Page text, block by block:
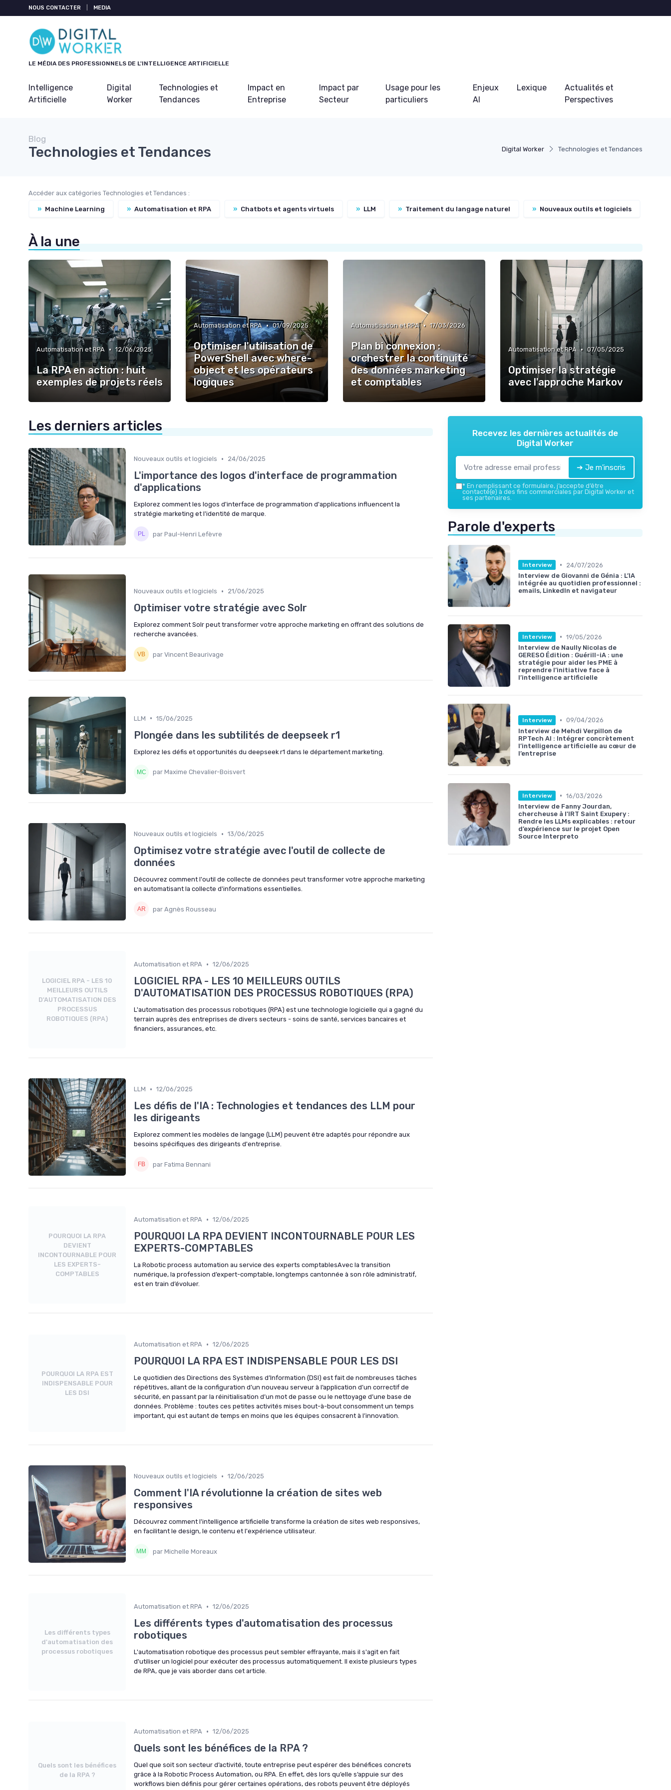
NOUS CONTACTER MEDIA
LE MÉDIA DES PROFESSIONNELS DE L'INTELLIGENCE ARTIFICIELLE
Intelligence
Artificielle
Digital
Worker
Technologies et
Tendances
Impact en
Entreprise
Impact par
Secteur
Usage pour les
particuliers
Enjeux
AI
Lexique
Actualités et
Perspectives
Digital Worker Technologies et Tendances
Blog
Technologies et Tendances
Accéder aux catégories Technologies et Tendances :
» Machine Learning » Automatisation et RPA » Chatbots et agents virtuels » LLM » Traitement du langage naturel » Nouveaux outils et logiciels
À la une
Automatisation et RPA • 12/06/2025
La RPA en action : huit
exemples de projets réels
Automatisation et RPA • 01/09/2025
Optimiser l'utilisation de
PowerShell avec where-
object et les opérateurs
logiques
Automatisation et RPA • 17/03/2026
Plan bi connexion :
orchestrer la continuité
des données marketing
et comptables
Automatisation et RPA • 07/05/2025
Optimiser la stratégie
avec l'approche Markov
Les derniers articles
Nouveaux outils et logiciels • 24/06/2025
L'importance des logos d'interface de programmation
d'applications
Explorez comment les logos d'interface de programmation d'applications influencent la
stratégie marketing et l'identité de marque.
par Paul-Henri Lefèvre
Nouveaux outils et logiciels • 21/06/2025
Optimiser votre stratégie avec Solr
Explorez comment Solr peut transformer votre approche marketing en offrant des solutions de
recherche avancées.
par Vincent Beaurivage
LLM • 15/06/2025
Plongée dans les subtilités de deepseek r1
Explorez les défis et opportunités du deepseek r1 dans le département marketing.
par Maxime Chevalier-Boisvert
Nouveaux outils et logiciels • 13/06/2025
Optimisez votre stratégie avec l'outil de collecte de
données
Découvrez comment l'outil de collecte de données peut transformer votre approche marketing
en automatisant la collecte d'informations essentielles.
par Agnès Rousseau
LOGICIEL RPA - LES 10
MEILLEURS OUTILS
D'AUTOMATISATION DES
PROCESSUS
ROBOTIQUES (RPA)
Automatisation et RPA • 12/06/2025
LOGICIEL RPA - LES 10 MEILLEURS OUTILS
D'AUTOMATISATION DES PROCESSUS ROBOTIQUES (RPA)
L'automatisation des processus robotiques (RPA) est une technologie logicielle qui a gagné du
terrain auprès des entreprises de divers secteurs - soins de santé, services bancaires et
financiers, assurances, etc.
LLM • 12/06/2025
Les défis de l'IA : Technologies et tendances des LLM pour
les dirigeants
Explorez comment les modèles de langage (LLM) peuvent être adaptés pour répondre aux
besoins spécifiques des dirigeants d'entreprise.
par Fatima Bennani
POURQUOI LA RPA
DEVIENT
INCONTOURNABLE POUR
LES EXPERTS-
COMPTABLES
Automatisation et RPA • 12/06/2025
POURQUOI LA RPA DEVIENT INCONTOURNABLE POUR LES
EXPERTS-COMPTABLES
La Robotic process automation au service des experts comptablesAvec la transition
numérique, la profession d’expert-comptable, longtemps cantonnée à son rôle administratif,
est en train d’évoluer.
POURQUOI LA RPA EST
INDISPENSABLE POUR
LES DSI
Automatisation et RPA • 12/06/2025
POURQUOI LA RPA EST INDISPENSABLE POUR LES DSI
Le quotidien des Directions des Systèmes d’Information (DSI) est fait de nombreuses tâches
répétitives, allant de la configuration d’un nouveau serveur à l’application d’un correctif de
sécurité, en passant par la réinitialisation d’un mot de passe ou le nettoyage d’une base de
données. Problème : toutes ces petites activités mises bout-à-bout consomment un temps
important, qui est autant de temps en moins que les équipes consacrent à l’innovation.
Nouveaux outils et logiciels • 12/06/2025
Comment l'IA révolutionne la création de sites web
responsives
Découvrez comment l'intelligence artificielle transforme la création de sites web responsives,
en facilitant le design, le contenu et l'expérience utilisateur.
par Michelle Moreaux
Les différents types
d'automatisation des
processus robotiques
Automatisation et RPA • 12/06/2025
Les différents types d'automatisation des processus
robotiques
L'automatisation robotique des processus peut sembler effrayante, mais il s'agit en fait
d'utiliser un logiciel pour exécuter des processus automatiquement. Il existe plusieurs types
de RPA, que je vais aborder dans cet article.
Quels sont les bénéfices
de la RPA ?
Automatisation et RPA • 12/06/2025
Quels sont les bénéfices de la RPA ?
Quel que soit son secteur d’activité, toute entreprise peut espérer des bénéfices concrets
grâce à la Robotic Process Automation, ou RPA. En effet, dès lors qu’elle s’appuie sur des
workflows bien définis pour gérer certaines opérations, des robots peuvent être déployés
Recevez les dernières actualités de
Digital Worker
➔ Je m'inscris
* En remplissant ce formulaire, j’accepte d’être
contacté(e) à des fins commerciales par Digital Worker et
ses partenaires.
Parole d'experts
Interview •
24/07/2026
Interview de Giovanni de Génia : L’IA
intégrée au quotidien professionnel :
emails, LinkedIn et navigateur
Interview • 19/05/2026
Interview de Naully Nicolas de
GERESO Édition : Guérill-iA : une
stratégie pour aider les PME à
reprendre l’initiative face à
l’intelligence artificielle
Interview • 09/04/2026
Interview de Mehdi Verpillon de
RPTech AI : Intégrer concrètement
l’intelligence artificielle au cœur de
l’entreprise
Interview • 16/03/2026
Interview de Fanny Jourdan,
chercheuse à l'IRT Saint Exupery :
Rendre les LLMs explicables : retour
d’expérience sur le projet Open
Source Interpreto
Panneau de gestion des cookies